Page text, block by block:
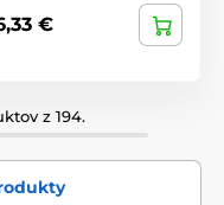
€
z 194.